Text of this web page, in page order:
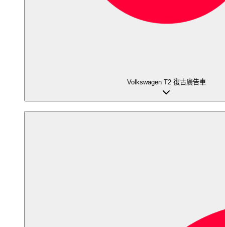
Volkswagen T2 復古廣告車